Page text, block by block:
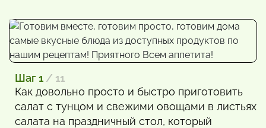
Шаг 1 / 11
Как довольно просто и быстро приготовить
салат с тунцом и свежими овощами в листьях
салата на праздничный стол, который